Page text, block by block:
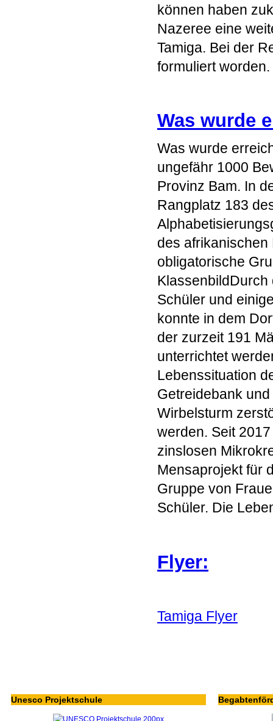
können haben
Nazeree eine
Tamiga. Bei der
formuliert worden.
Was wurde
Was wurde
ungefähr 1000
Provinz Bam. In
Rangplatz 183
des afrikanischen
obligatorische
Schüler und
konnte in dem
der zurzeit 191
unterrichtet
Lebenssituation
Getreidebank
Wirbelsturm
werden. Seit
zinslosen
Mensaprojekt für
Gruppe von
Schüler. Die
Flyer:
Tamiga Flyer
Unesco Projektschule